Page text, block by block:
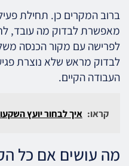
ברוב המקרים כן. תחילת
מאפשרת לבדוק מה עובד,
לפרישה עם מקור הכנסה
לבדוק מראש שלא נוצרת
העבודה הקיים.
קראו: איך לבחור יועץ
מה עושים אם כל